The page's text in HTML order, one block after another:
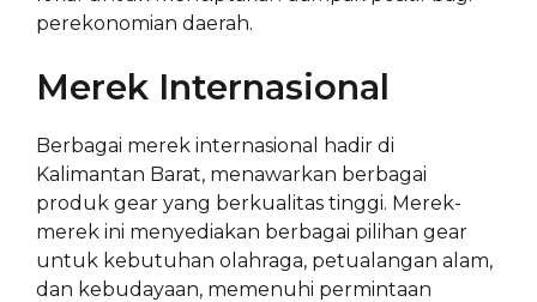
perekonomian daerah.
Merek Internasional
Berbagai merek internasional hadir di
Kalimantan Barat, menawarkan berbagai
produk gear yang berkualitas tinggi. Merek-
merek ini menyediakan berbagai pilihan gear
untuk kebutuhan olahraga, petualangan alam,
dan kebudayaan, memenuhi permintaan